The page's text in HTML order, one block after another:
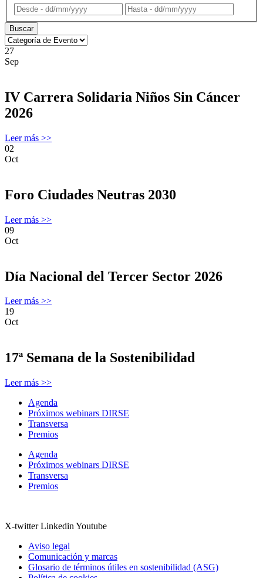
Buscar
27
Sep
IV Carrera Solidaria Niños Sin Cáncer
2026
Leer más >>
02
Oct
Foro Ciudades Neutras 2030
Leer más >>
09
Oct
Día Nacional del Tercer Sector 2026
Leer más >>
19
Oct
17ª Semana de la Sostenibilidad
Leer más >>
Agenda
Próximos webinars DIRSE
Transversa
Premios
Agenda
Próximos webinars DIRSE
Transversa
Premios
X-twitter Linkedin Youtube
Aviso legal
Comunicación y marcas
Glosario de términos útiles en sostenibilidad (ASG)